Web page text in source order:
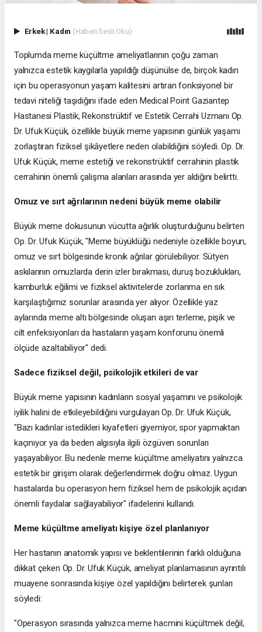
Erkek| Kadın (Haberi Sesli Oku)
Toplumda meme küçültme ameliyatlarının çoğu zaman
yalnızca estetik kaygılarla yapıldığı düşünülse de, birçok kadın
için bu operasyonun yaşam kalitesini artıran fonksiyonel bir
tedavi niteliği taşıdığını ifade eden Medical Point Gaziantep
Hastanesi Plastik, Rekonstrüktif ve Estetik Cerrahi Uzmanı Op.
Dr. Ufuk Küçük, özellikle büyük meme yapısının günlük yaşamı
zorlaştıran fiziksel şikâyetlere neden olabildiğini söyledi. Op. Dr.
Ufuk Küçük, meme estetiği ve rekonstrüktif cerrahinin plastik
cerrahinin önemli çalışma alanları arasında yer aldığını belirtti.
Omuz ve sırt ağrılarının nedeni büyük meme olabilir
Büyük meme dokusunun vücutta ağırlık oluşturduğunu belirten
Op. Dr. Ufuk Küçük, "Meme büyüklüğü nedeniyle özellikle boyun,
omuz ve sırt bölgesinde kronik ağrılar görülebiliyor. Sütyen
askılarının omuzlarda derin izler bırakması, duruş bozuklukları,
kamburluk eğilimi ve fiziksel aktivitelerde zorlanma en sık
karşılaştığımız sorunlar arasında yer alıyor. Özellikle yaz
aylarında meme altı bölgesinde oluşan aşırı terleme, pişik ve
cilt enfeksiyonları da hastaların yaşam konforunu önemli
ölçüde azaltabiliyor" dedi.
Sadece fiziksel değil, psikolojik etkileri de var
Büyük meme yapısının kadınların sosyal yaşamını ve psikolojik
iyilik halini de etkileyebildiğini vurgulayan Op. Dr. Ufuk Küçük,
"Bazı kadınlar istedikleri kıyafetleri giyemiyor, spor yapmaktan
kaçınıyor ya da beden algısıyla ilgili özgüven sorunları
yaşayabiliyor. Bu nedenle meme küçültme ameliyatını yalnızca
estetik bir girişim olarak değerlendirmek doğru olmaz. Uygun
hastalarda bu operasyon hem fiziksel hem de psikolojik açıdan
önemli faydalar sağlayabiliyor" ifadelerini kullandı.
Meme küçültme ameliyatı kişiye özel planlanıyor
Her hastanın anatomik yapısı ve beklentilerinin farklı olduğuna
dikkat çeken Op. Dr. Ufuk Küçük, ameliyat planlamasının ayrıntılı
muayene sonrasında kişiye özel yapıldığını belirterek şunları
söyledi:
"Operasyon sırasında yalnızca meme hacmini küçültmek değil,